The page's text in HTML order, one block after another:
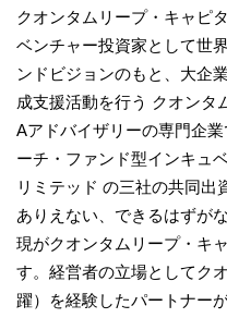
クオンタムリープ・キャピ
ベンチャー投資家として世
ンドビジョンのもと、大企
成支援活動を行う クオンタ
Aアドバイザリーの専門企
ーチ・ファンド型インキュ
リミテッド の三社の共同出
ありえない、できるはずが
現がクオンタムリープ・キ
す。経営者の立場としてク
躍）を経験したパートナー